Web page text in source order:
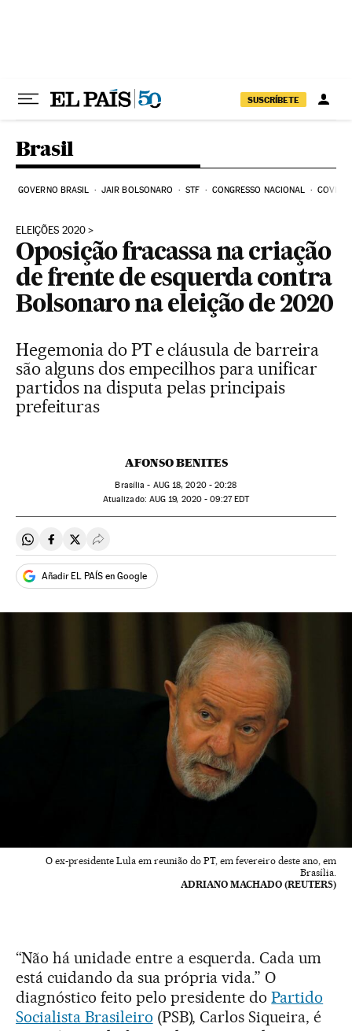
SUSCRÍBETE
Brasil
GOVERNO BRASIL JAIR BOLSONARO STF CONGRESSO NACIONAL COVID-
ELEIÇÕES 2020
Oposição fracassa na criação
de frente de esquerda contra
Bolsonaro na eleição de 2020
Hegemonia do PT e cláusula de barreira
são alguns dos empecilhos para unificar
partidos na disputa pelas principais
prefeituras
AFONSO BENITES
Brasília - AUG18, 2020 - 20:28
atualizado: AUG 19, 2020 - 09:27EDT
Compartir en Whatsapp
Compartir en Facebook
Compartir en Twitter
Desplegar Redes Sociales
Añadir EL PAÍS en Google
O ex-presidente Lula em reunião do PT, em fevereiro deste ano, em
Brasília.
ADRIANO MACHADO (REUTERS)
“Não há unidade entre a esquerda. Cada um
está cuidando da sua própria vida.” O
diagnóstico feito pelo presidente doPartido
Socialista Brasileiro (PSB), Carlos Siqueira, é